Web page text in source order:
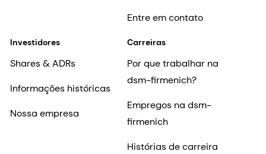
Entre em contato
Investidores
Shares & ADRs
Informações históricas
Nossa empresa
Carreiras
Por que trabalhar na
dsm-firmenich?
Empregos na dsm-
firmenich
Histórias de carreira